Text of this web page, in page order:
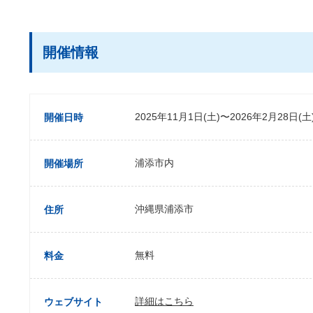
開催情報
開催日時 2025年11月1日(土)〜2026年2月28日(
開催場所 浦添市内
住所 沖縄県浦添市
料金 無料
ウェブサイト 詳細はこちら